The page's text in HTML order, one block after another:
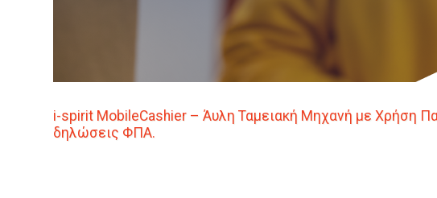
i-spirit MobileCashier – Άυλη Ταμειακή Μηχανή με Χρήση
δηλώσεις ΦΠΑ.